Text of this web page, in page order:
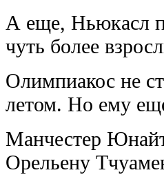
А еще, Ньюкасл
чуть более
Олимпиакос не
летом. Но ему
Манчестер
Орельену